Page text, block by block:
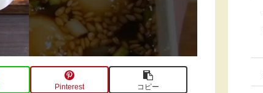
Pinterest コピー